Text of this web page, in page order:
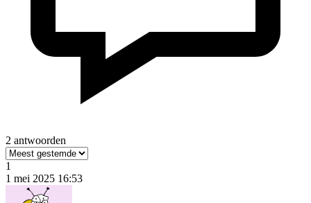
2 antwoorden
1
1 mei 2025 16:53